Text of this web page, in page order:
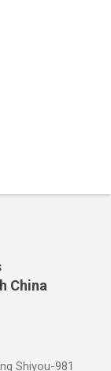
China
Shiyou-981